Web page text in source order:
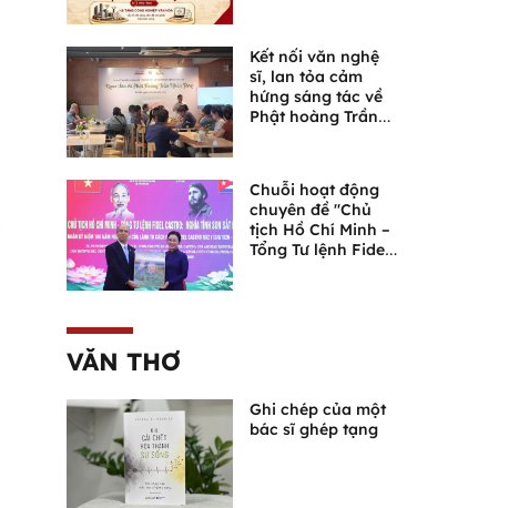
Kết nối văn nghệ
sĩ, lan tỏa cảm
hứng sáng tác về
Phật hoàng Trần
Chuỗi hoạt động
chuyên đề "Chủ
tịch Hồ Chí Minh –
Tổng Tư lệnh Fidel
VĂN THƠ
Ghi chép của một
bác sĩ ghép tạng